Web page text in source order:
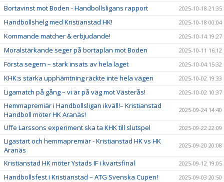
Bortavinst mot Boden - Handbollsligans rapport 2025-10-18 21:35
Handbollshelg med Kristianstad HK! 2025-10-18 00:04
Kommande matcher & erbjudande! 2025-10-14 19:27
Moralstärkande seger på bortaplan mot Boden 2025-10-11 16:12
Första segern – stark insats av hela laget 2025-10-04 15:32
KHK:s starka upphämtning räckte inte hela vägen 2025-10-02 19:33
Ligamatch på gång – vi är på väg mot Västerås! 2025-10-02 10:37
Hemmapremiär i Handbollsligan ikväll!– Kristianstad
Handboll möter HK Aranäs!
2025-09-24 14:40
Uffe Larssons experiment ska ta KHK till slutspel 2025-09-22 22:09
Ligastart och hemmapremiär - Kristianstad HK vs HK
Aranäs
2025-09-20 20:08
Kristianstad HK möter Ystads IF i kvartsfinal 2025-09-12 19:05
Handbollsfest i Kristianstad – ATG Svenska Cupen! 2025-09-03 20:50